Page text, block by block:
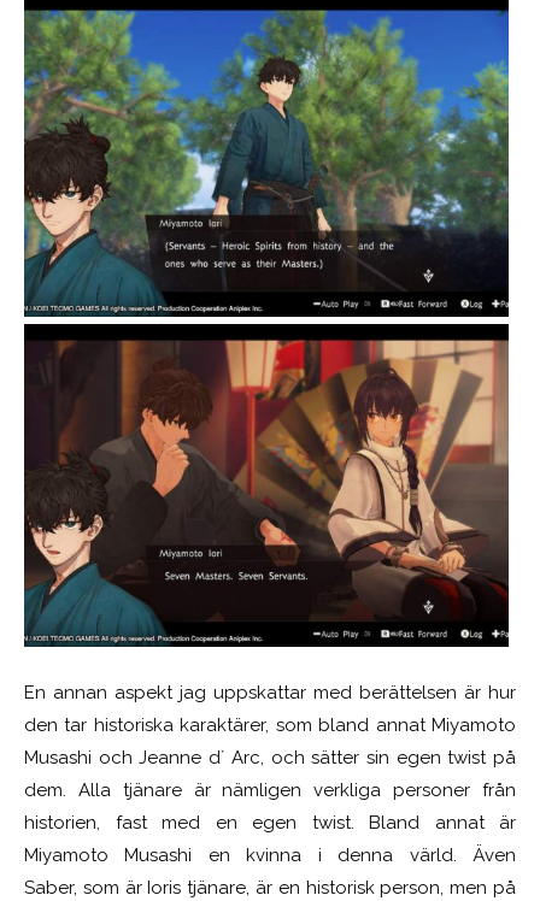
En annan aspekt jag uppskattar med berättelsen är hur
den tar historiska karaktärer, som bland annat Miyamoto
Musashi och Jeanne d´ Arc, och sätter sin egen twist på
dem. Alla tjänare är nämligen verkliga personer från
historien, fast med en egen twist. Bland annat är
Miyamoto Musashi en kvinna i denna värld. Även
Saber, som är Ioris tjänare, är en historisk person, men på